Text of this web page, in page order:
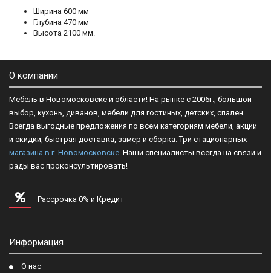
Ширина 600 мм
Глубина 470 мм
Высота 2100 мм.
О компании
Мебель в Новомосковске и области! На рынке с 2006г., большой
выбор, кухонь, диванов, мебели для гостиных, детских, спален.
Всегда выгодные предложения по всем категориям мебели, акции
и скидки, быстрая доставка, замер и сборка. Три стационарных
магазина в г. Новомосковске. Наши специалисты всегда на связи и
рады вас проконсультировать!
Рассрочка 0% и Кредит
Информация
О нас